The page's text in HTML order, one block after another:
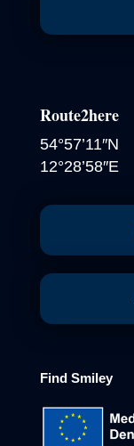
Route2here
54°57’11″N
12°28’58″E
Find Smiley